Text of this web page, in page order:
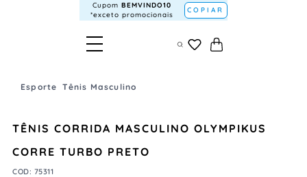
Cupom BEMVINDO10
*exceto promocionais
COPIAR
Esporte Tênis Masculino
TÊNIS CORRIDA MASCULINO OLYMPIKUS
CORRE TURBO PRETO
COD: 75311